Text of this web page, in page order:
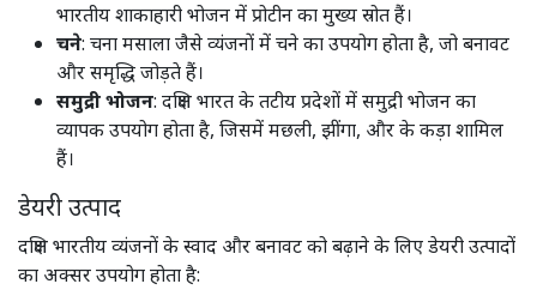
भारतीय शाकाहारी भोजन में प्रोटीन का मुख्य स्रोत हैं। ​
चने: चना मसाला जैसे व्यंजनों में चने का उपयोग होता है, जो बनावट
और समृद्धि जोड़ते हैं।​
समुद्री भोजन: दक्षिण भारत के तटीय प्रदेशों में समुद्री भोजन का
व्यापक उपयोग होता है, जिसमें मछली, झींगा, और के कड़ा शामिल
हैं। ​
डेयरी उत्पाद
दक्षिण भारतीय व्यंजनों के स्वाद और बनावट को बढ़ाने के लिए डेयरी उत्पादों
का अक्सर उपयोग होता है: